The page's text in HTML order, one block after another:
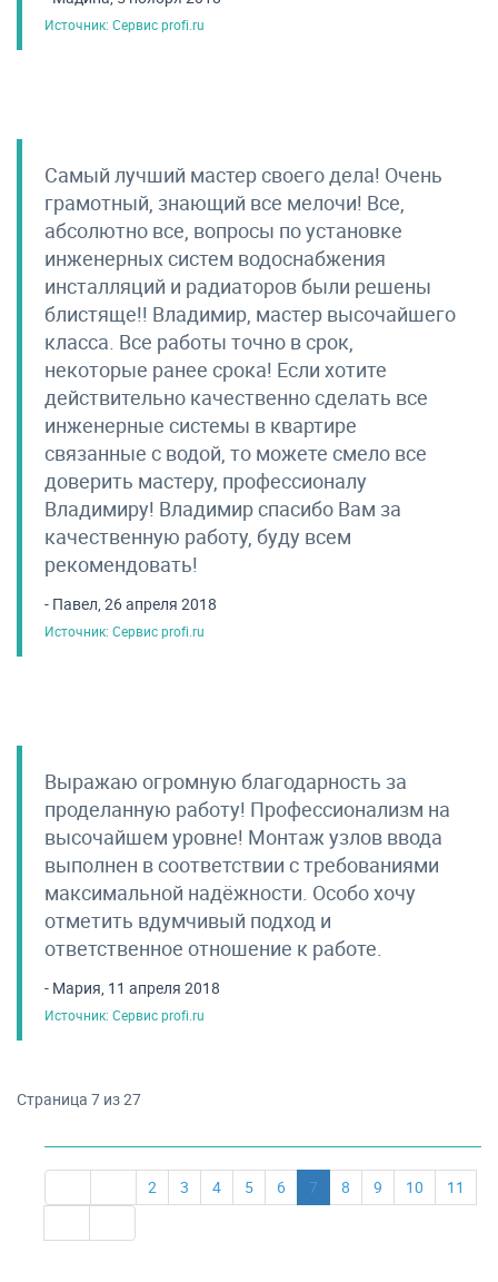
Источник: Сервис profi.ru
Самый лучший мастер своего дела! Очень
грамотный, знающий все мелочи! Все,
абсолютно все, вопросы по установке
инженерных систем водоснабжения
инсталляций и радиаторов были решены
блистяще!! Владимир, мастер высочайшего
класса. Все работы точно в срок,
некоторые ранее срока! Если хотите
действительно качественно сделать все
инженерные системы в квартире
связанные с водой, то можете смело все
доверить мастеру, профессионалу
Владимиру! Владимир спасибо Вам за
качественную работу, буду всем
рекомендовать!
- Павел, 26 апреля 2018
Источник: Сервис profi.ru
Выражаю огромную благодарность за
проделанную работу! Профессионализм на
высочайшем уровне! Монтаж узлов ввода
выполнен в соответствии с требованиями
максимальной надёжности. Особо хочу
отметить вдумчивый подход и
ответственное отношение к работе.
- Мария, 11 апреля 2018
Источник: Сервис profi.ru
Страница 7 из 27
2 3 4 5 6 7 8 9 10 11